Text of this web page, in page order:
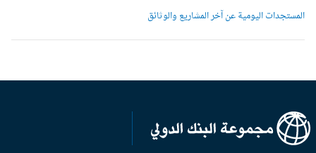
المستجدات اليومية عن آخر المشاريع والوثائق